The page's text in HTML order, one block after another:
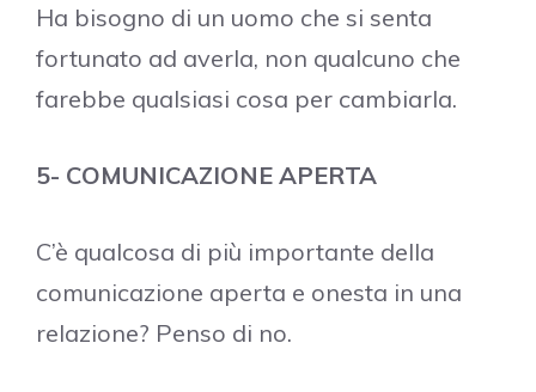
Ha bisogno di un uomo che si senta
fortunato ad averla, non qualcuno che
farebbe qualsiasi cosa per cambiarla.
5- COMUNICAZIONE APERTA
C’è qualcosa di più importante della
comunicazione aperta e onesta in una
relazione? Penso di no.